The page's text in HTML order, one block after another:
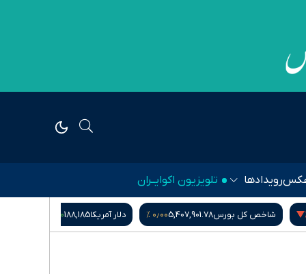
رویدادها تلویزیون اکوایــران
۰٫۰۰ % دلار آمریکا188,185۰٫۱۰ % گرم طلای ۱۸ عیار 18,664,500